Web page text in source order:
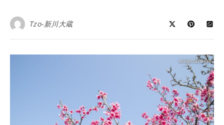
Tzo-新川大蔵